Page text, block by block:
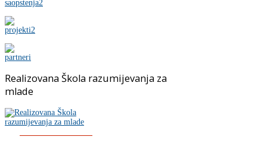
Realizovana Škola razumijevanja za
mlade